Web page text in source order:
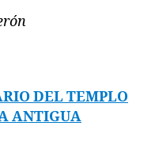
DEL TEMPLO
ANTIGUA